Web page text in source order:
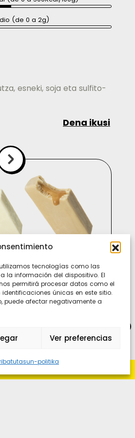
tecnologías como las
la información del dispositivo. El
permitirá procesar datos como el
únicas en este sitio.
puede afectar negativamente a
Ver preferencias
politika
(de 0 a 2g)
esneki, soja eta sulfito-
Dena ikusi
ni polo sin loco